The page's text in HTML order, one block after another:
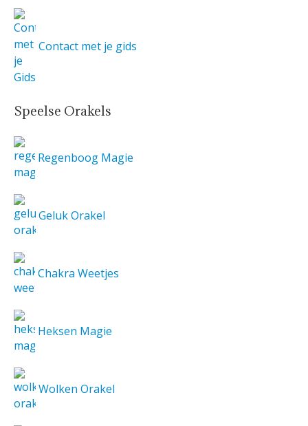
Contact met je gids
Speelse Orakels
Regenboog Magie
Geluk Orakel
Chakra Weetjes
Heksen Magie
Wolken Orakel